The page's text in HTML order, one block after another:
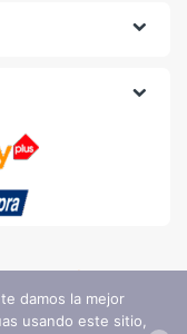
damos la mejor
usando este sitio,